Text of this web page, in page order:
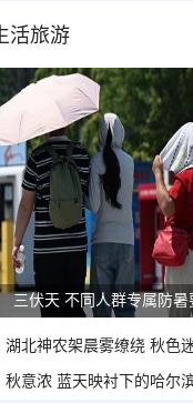
活旅游
雨后峨眉沟壑尽显 金
湖北神农架晨雾缭绕 秋色
秋意浓 蓝天映衬下的哈尔